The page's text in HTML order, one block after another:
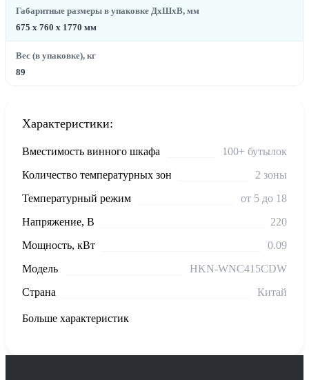
Габаритные размеры в упаковке ДхШхВ, мм
675 x 760 x 1770 мм
Вес (в упаковке), кг
89
Характеристики:
Вместимость винного шкафа
100+ бутылок
Количество температурных зон
2 зоны
Температурный режим
от 5 до 18
Напряжение, В
220
Мощность, кВт
0.09
Модель
HKN-WNC415CDW
Страна
Китай
Больше характеристик